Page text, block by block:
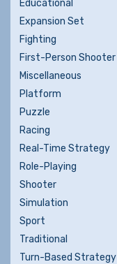
Educational
Expansion Set
Fighting
First-Person Shooter
Miscellaneous
Platform
Puzzle
Racing
Real-Time Strategy
Role-Playing
Shooter
Simulation
Sport
Traditional
Turn-Based Strategy